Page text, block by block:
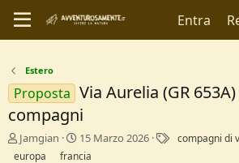
Entra
Estero
Proposta Via Aurelia (GR
compagni
C
r
Jamgian
D
a
15 Marzo 2026 compagni di
europa
francia